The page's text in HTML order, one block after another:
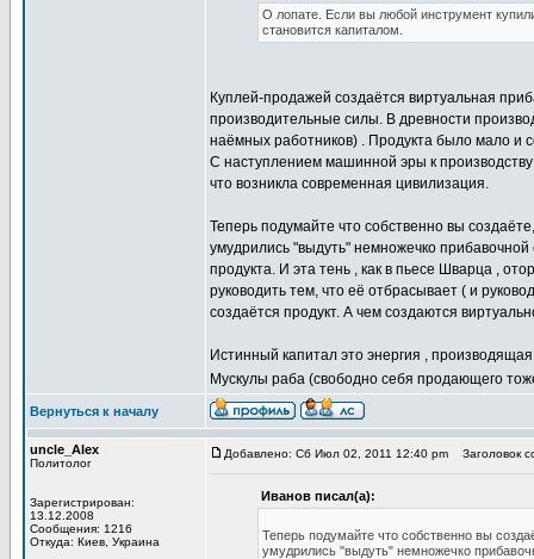
О лопате. Если вы любой инструмент
становится капиталом.
Куплей-продажей создаётся виртуальная
производительные силы. В древности
наёмных работников) . Продукта было мало и
С наступлением машинной эры к
что возникла современная цивилизация.
Теперь подумайте что собственно вы
умудрились "выдуть" немножечко
продукта. И эта тень , как в пьесе Шварца ,
руководить тем, что её отбрасывает ( и
создаётся продукт. А чем создаются
Истинный капитал это энергия ,
Мускулы раба (свободно себя продающего
Вернуться к началу
uncle_Alex
Политолог
Зарегистрирован:
13.12.2008
Сообщения: 1216
Откуда: Киев, Украина
Добавлено: Сб Июл 02, 2011 12:40 pm Заголовок
Иванов писал(а):
Теперь подумайте что собственно вы
умудрились "выдуть" немножечко